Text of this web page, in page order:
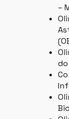
–
do